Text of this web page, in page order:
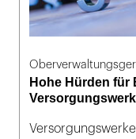
Hohe Hürden